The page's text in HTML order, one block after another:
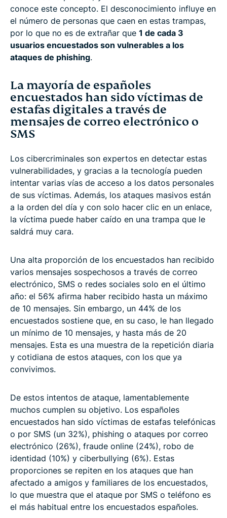
conoce este concepto. El desconocimiento influye en
el número de personas que caen en estas trampas,
por lo que no es de extrañar que 1 de cada 3
usuarios encuestados son vulnerables a los
ataques de phishing.
La mayoría de españoles
encuestados han sido víctimas de
estafas digitales a través de
mensajes de correo electrónico o
SMS
Los cibercriminales son expertos en detectar estas
vulnerabilidades, y gracias a la tecnología pueden
intentar varias vías de acceso a los datos personales
de sus víctimas. Además, los ataques masivos están
a la orden del día y con solo hacer clic en un enlace,
la víctima puede haber caído en una trampa que le
saldrá muy cara.
Una alta proporción de los encuestados han recibido
varios mensajes sospechosos a través de correo
electrónico, SMS o redes sociales solo en el último
año: el 56% afirma haber recibido hasta un máximo
de 10 mensajes. Sin embargo, un 44% de los
encuestados sostiene que, en su caso, le han llegado
un mínimo de 10 mensajes, y hasta más de 20
mensajes. Esta es una muestra de la repetición diaria
y cotidiana de estos ataques, con los que ya
convivimos.
De estos intentos de ataque, lamentablemente
muchos cumplen su objetivo. Los españoles
encuestados han sido víctimas de estafas telefónicas
o por SMS (un 32%), phishing o ataques por correo
electrónico (26%), fraude online (24%), robo de
identidad (10%) y ciberbullying (6%). Estas
proporciones se repiten en los ataques que han
afectado a amigos y familiares de los encuestados,
lo que muestra que el ataque por SMS o teléfono es
el más habitual entre los encuestados españoles.